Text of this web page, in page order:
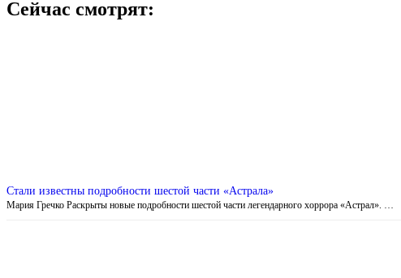
Сейчас смотрят:
Стали известны подробности шестой части «Астрала»
Мария Гречко Раскрыты новые подробности шестой части легендарного хоррора «Астрал». …